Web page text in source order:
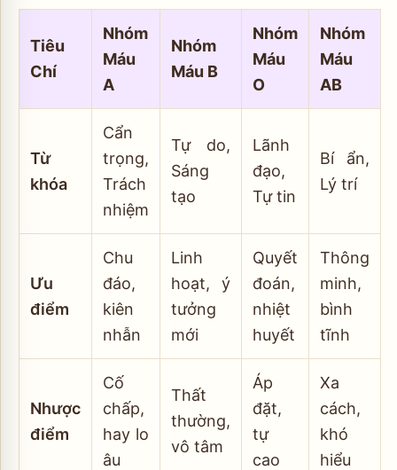
Tiêu
Chí
Nhóm
Máu
A
Nhóm
Máu B
Nhóm
Máu
O
Nhóm
Máu
AB
Từ
khóa
Cẩn
trọng,
Trách
nhiệm
Tự do,
Sáng
tạo
Lãnh
đạo,
Tự tin
Bí ẩn,
Lý trí
Ưu
điểm
Chu
đáo,
kiên
nhẫn
Linh
hoạt, ý
tưởng
mới
Quyết
đoán,
nhiệt
huyết
Thông
minh,
bình
tĩnh
Nhược
điểm
Cố
chấp,
hay lo
âu
Thất
thường,
vô tâm
Áp
đặt,
tự
cao
Xa
cách,
khó
hiểu